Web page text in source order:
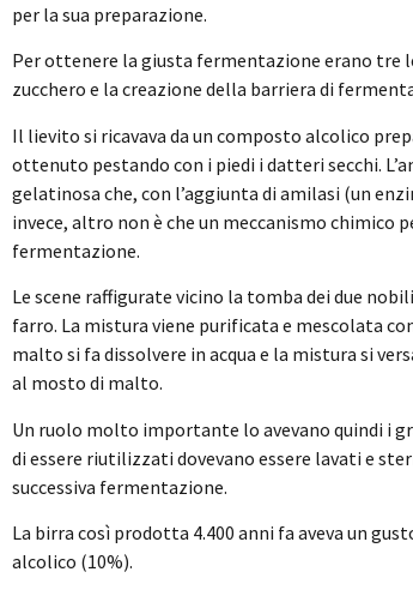
per la sua preparazione.
Per ottenere la giusta fermentazione erano tre
zucchero e la creazione della barriera di
Il lievito si ricavava da un composto alcolico
ottenuto pestando con i piedi i datteri secchi.
gelatinosa che, con l’aggiunta di amilasi (un
invece, altro non è che un meccanismo chimico
fermentazione.
Le scene raffigurate vicino la tomba dei due
farro. La mistura viene purificata e mescolata
malto si fa dissolvere in acqua e la mistura si
al mosto di malto.
Un ruolo molto importante lo avevano quindi i
di essere riutilizzati dovevano essere lavati e
successiva fermentazione.
La birra così prodotta 4.400 anni fa aveva un
alcolico (10%).